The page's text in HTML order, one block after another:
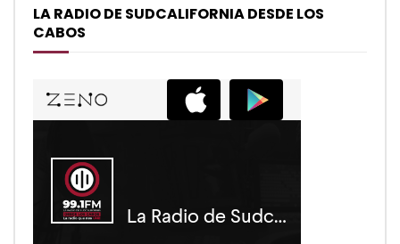
LA RADIO DE SUDCALIFORNIA DESDE LOS
CABOS